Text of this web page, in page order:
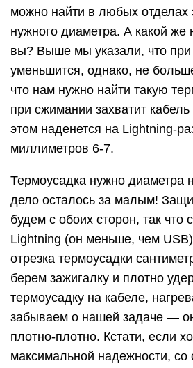
можно найти в любых отделах
нужного диаметра. А какой же
вы? Выше мы указали, что при
уменьшится, однако, не
что нам нужно найти такую
при сжимании захватит
этом наденется на Lightning-
миллиметров 6-7.
Термоусадка нужно диаметра
дело осталось за малым!
будем с обоих сторон, так что
Lightning (он меньше, чем
отрезка термоусадки
берем зажигалку и плотно
термоусадку на кабеле,
забываем о нашей задаче —
плотно-плотно. Кстати, если
максимальной надежности, со